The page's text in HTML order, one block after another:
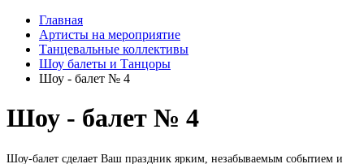
Главная
Артисты на мероприятие
Танцевальные коллективы
Шоу балеты и Танцоры
Шоу - балет № 4
Шоу - балет № 4
Шоу-балет сделает Ваш праздник ярким, незабываемым событием и